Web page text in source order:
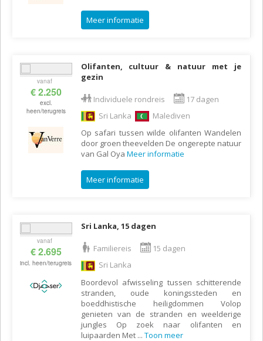
Meer informatie
vanaf
€ 2.250
excl.
heen/terugreis
Olifanten, cultuur & natuur met je
gezin
Individuele rondreis
17 dagen
Sri Lanka
Malediven
Op safari tussen wilde olifanten Wandelen
door groen theevelden De ongerepte natuur
van Gal Oya Meer informatie
Meer informatie
vanaf
€ 2.695
incl. heen/terugreis
Sri Lanka, 15 dagen
Familiereis
15 dagen
Sri Lanka
Boordevol afwisseling tussen schitterende
stranden, oude koningssteden en
boeddhistische heiligdommen Volop
genieten van de stranden en weelderige
jungles Op zoek naar olifanten en
luipaarden Met ... Toon meer